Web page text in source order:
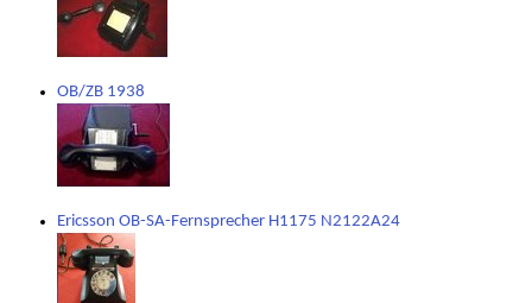
OB/ZB 1938
Ericsson OB-SA-Fernsprecher H1175 N2122A24